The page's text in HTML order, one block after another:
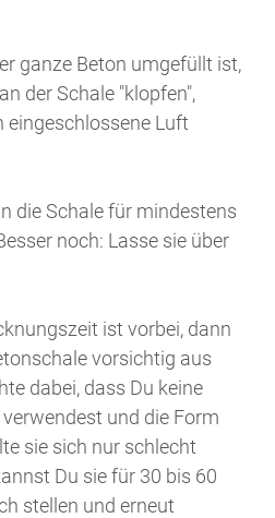
ganze Beton umgefüllt ist,
der Schale "klopfen",
Luft
die Schale für mindestens
noch: Lasse sie über
ist vorbei, dann
vorsichtig aus
dabei, dass Du keine
und die Form
sie sich nur schlecht
Du sie für 30 bis 60
stellen und erneut